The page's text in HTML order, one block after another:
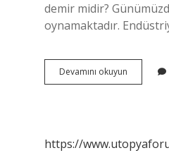
demir midir?
oynamaktadır.
Devamını okuyun
Sanayi
https://